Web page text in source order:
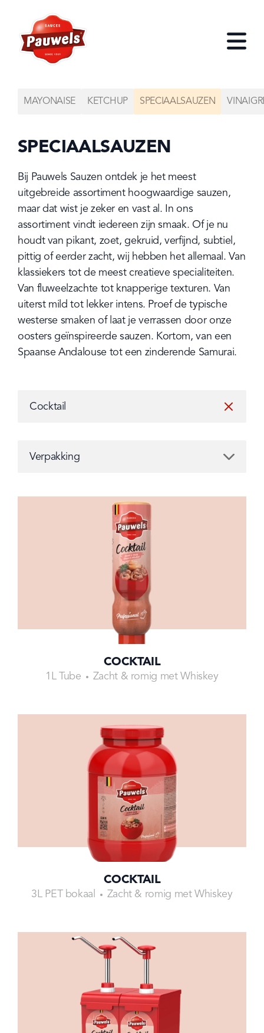
MAYONAISE KETCHUP SPECIAALSAUZEN
SPECIAALSAUZEN
Bij Pauwels Sauzen ontdek je het meest
uitgebreide assortiment hoogwaardige sauzen,
maar dat wist je zeker en vast al. In ons
assortiment vindt iedereen zijn smaak. Of je nu
houdt van pikant, zoet, gekruid, verfijnd, subtiel,
pittig of eerder zacht, wij hebben het allemaal. Van
klassiekers tot de meest creatieve specialiteiten.
Van fluweelzachte tot knapperige texturen. Van
uiterst mild tot lekker intens. Proef de typische
westerse smaken of laat je verrassen door onze
oosters geïnspireerde sauzen. Kortom, van een
Spaanse Andalouse tot een zinderende Samurai.
Cocktail
clear
Verpakking
COCKTAIL
1L Tube Zacht & romig met Whiskey
COCKTAIL
3L PET bokaal Zacht & romig met Whiskey